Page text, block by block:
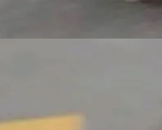
Z Fold8 Ultra / Z Fold8 /
在7月22日发布，且全
for Galaxy，它们本该
在 landing page 最显
is made between com
之间写出来的。git
退到任何一次编辑：Delt
支达 183 亿美元
Tunguz 博客（VC 分
第二季度业绩报告，Spac
成。 与亚马逊、Alpha
程 agent；Muse Spark